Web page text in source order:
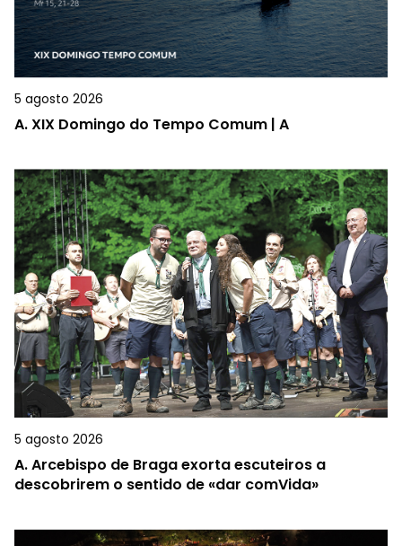
5 agosto 2026
A.XIX Domingo do Tempo Comum | A
5 agosto 2026
A.Arcebispo de Braga exorta escuteiros a
descobrirem o sentido de «dar comVida»